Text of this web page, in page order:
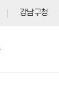
강남구청